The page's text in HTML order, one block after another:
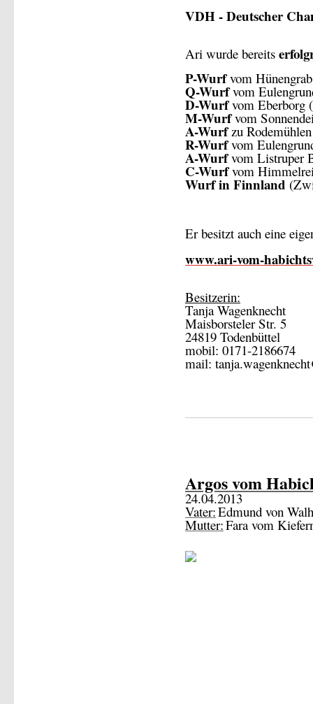
VDH - Deutscher
Ari wurde bereits
P-Wurfvom
Q-Wurfvom
D-Wurfvom Eberborg
M-Wurfvom
A-Wurfzu
R-Wurfvom
A-Wurfvom Listruper
C-Wurfvom
Wurf in Finnland
Er besitzt auch eine
www.ari-vom-
Besitzerin:
Tanja Wagenknecht
Maisborsteler Str. 5
24819 Todenbüttel
mobil: 0171-2186674
mail:
Argos vom
24.04.2013
Vater:Edmund von
Mutter:Fara vom